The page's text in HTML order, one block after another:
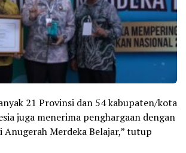
21 Provinsi dan 54 kabupaten/kota
juga menerima penghargaan dengan
Anugerah Merdeka Belajar,” tutup